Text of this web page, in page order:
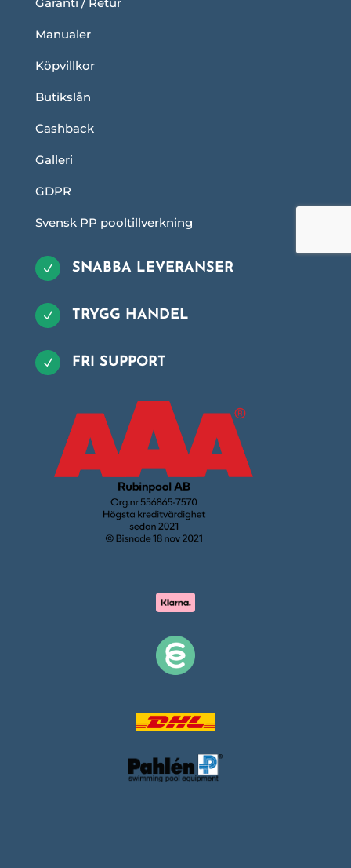
Manualer
Köpvillkor
Butikslån
Cashback
Galleri
GDPR
Svensk PP pooltillverkning
N SNABBA LEVERANSER
N TRYGG HANDEL
N FRI SUPPORT